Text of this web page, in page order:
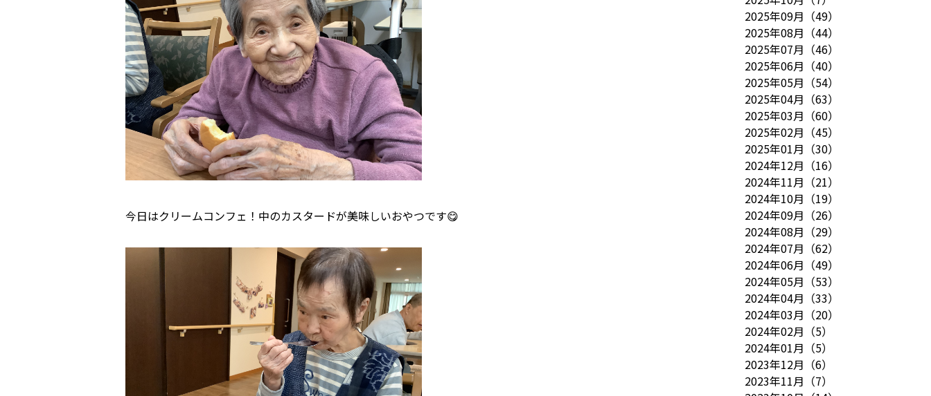
今日はクリームコンフェ！中のカスタードが美味しいおやつです😋
2025年09月 （49）
2025年08月 （44）
2025年07月 （46）
2025年06月 （40）
2025年05月 （54）
2025年04月 （63）
2025年03月 （60）
2025年02月 （45）
2025年01月 （30）
2024年12月 （16）
2024年11月 （21）
2024年10月 （19）
2024年09月 （26）
2024年08月 （29）
2024年07月 （62）
2024年06月 （49）
2024年05月 （53）
2024年04月 （33）
2024年03月 （20）
2024年02月 （5）
2024年01月 （5）
2023年12月 （6）
2023年11月 （7）